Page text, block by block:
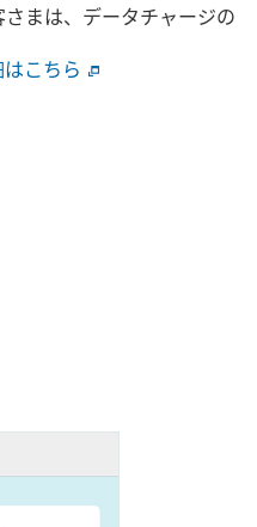
まは、データチャージの
こちら